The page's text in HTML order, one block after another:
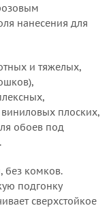
нанесения для
и тяжелых,
плоских,
обоев под
без комков.
подгонку
сверхстойкое